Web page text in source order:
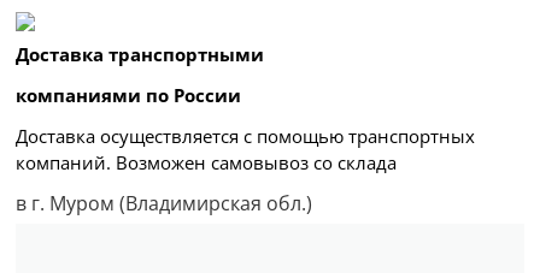
Доставка транспортными
компаниями по России
Доставка осуществляется с помощью транспортных
компаний. Возможен самовывоз со склада
в г. Муром (Владимирская обл.)